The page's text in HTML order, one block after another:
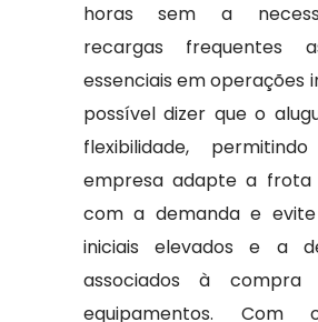
horas sem a
recargas frequentes
essenciais em operações
possível dizer que o
flexibilidade,
empresa adapte a frota
com a demanda e
iniciais elevados e a
associados à compra
equipamentos. Com